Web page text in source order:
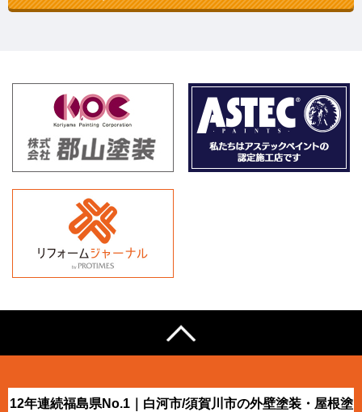
12年連続福島県No.1｜白河市/須賀川市の外壁塗装・屋根塗